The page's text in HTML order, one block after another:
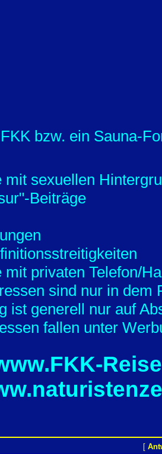
bzw. ein Sauna-
mit sexuellen
Beiträge
mit privaten Telefon/
sind nur in dem
ist generell nur auf
fallen unter
[